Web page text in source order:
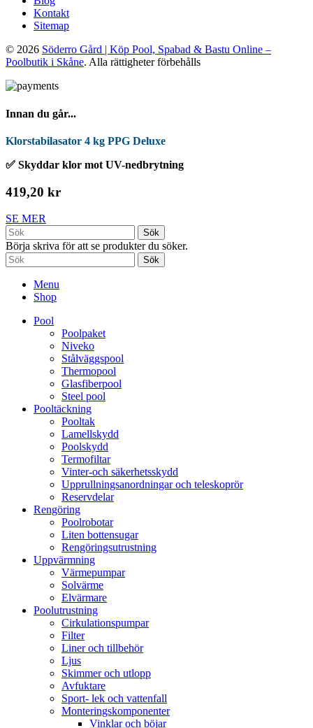
Kontakt
Sitemap
© 2026 Söderro Gård | Köp Pool, Spabad & Bastu Online –
Poolbutik i Skåne. Alla rättigheter förbehålls
Innan du går...
Klorstabilasator 4 kg PPG Deluxe
✅ Skyddar klor mot UV-nedbrytning
419,20 kr
SE MER
Sök
Börja skriva för att se produkter du söker.
Sök
Menu
Shop
Pool
Poolpaket
Niveko
Stålväggspool
Thermopool
Glasfiberpool
Steel pool
Pooltäckning
Pooltak
Lamellskydd
Poolskydd
Termofiltar
Vinter-och säkerhetsskydd
Upprullningsanordningar och teleskoprör
Reservdelar
Rengöring
Poolrobotar
Liten bottensugar
Rengöringsutrustning
Uppvärmning
Värmepumpar
Solvärme
Elvärmare
Poolutrustning
Cirkulationspumpar
Filter
Liner och tillbehör
Ljus
Skimmer och utlopp
Avfuktare
Sport- lek och vattenfall
Monteringskomponenter
Vinklar och böjar